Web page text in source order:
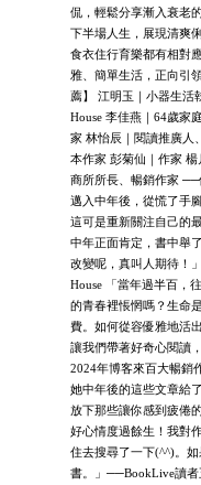
侃，輕鬆分享漸入衰老
下半場人生，展現清爽
食衣住行育樂都有相對
雅、簡單生活，正向引
薦】 江明玉｜小器生活
House 李佳燕｜64歲家
家 林怡辰｜閱讀推廣人
本作家 彭菊仙｜作家
商所所長、暢銷作家
邁入中年後，從慌了手
這可是重新關注自己的
中年正面肯定，書中舉
改變呢，真叫人期待！
House 「當年過半百，
的青春裡悵惘嗎？生命
費。如何從容優雅地活
讓我們帶著好奇心閱讀
2024年博客來百大暢銷
她中年後的這些文章給
放下那些讓你感到疲倦
好心情度過餘生！我對
住去搜尋了一下(^^)。
書。」──BookLive讀者